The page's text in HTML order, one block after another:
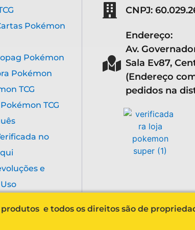
Pokémon
Pokémon
Pokémon
TCG
TCG
no
e
CNPJ:
Endereço:
Av.
Sala Ev87,
(Endereço
pedidos na
e todos os direitos são de